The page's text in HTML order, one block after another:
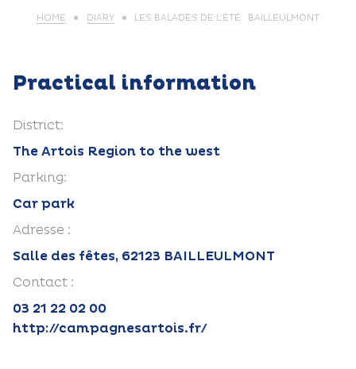
HOME DIARY LES BALADES DE L’ÉTÉ : BAILLEULMONT
Practical information
District:
The Artois Region to the west
Parking:
Car park
Adresse :
Salle des fêtes, 62123 BAILLEULMONT
Contact :
03 21 22 02 00
http://campagnesartois.fr/